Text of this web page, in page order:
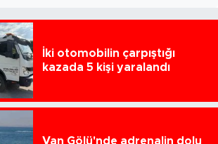
İki otomobilin çarpıştığı
kazada 5 kişi yaralandı
Van Gölü'nde adrenalin dolu